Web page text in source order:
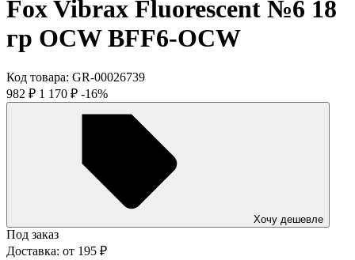
Fox Vibrax Fluorescent №6 18
гр OCW BFF6-OCW
Код товара: GR-00026739
982 ₽ 1 170 ₽ -16%
Хочу дешевле
Под заказ
Доставка: от 195 ₽